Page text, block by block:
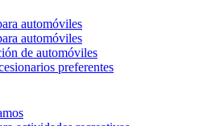
automóviles
automóviles
de automóviles
preferentes